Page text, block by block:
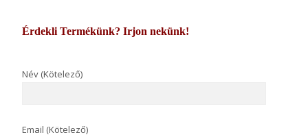
Érdekli Termékünk? Irjon nekünk!
Név (Kötelező)
Email (Kötelező)